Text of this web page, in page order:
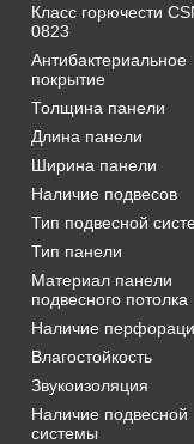
Класс горючести
0823
Антибактериальное
покрытие
Толщина панели
Длина панели
Ширина панели
Наличие подвесов
Тип подвесной
Тип панели
Материал панели
подвесного потолка
Наличие
Влагостойкость
Звукоизоляция
Наличие подвесной
системы